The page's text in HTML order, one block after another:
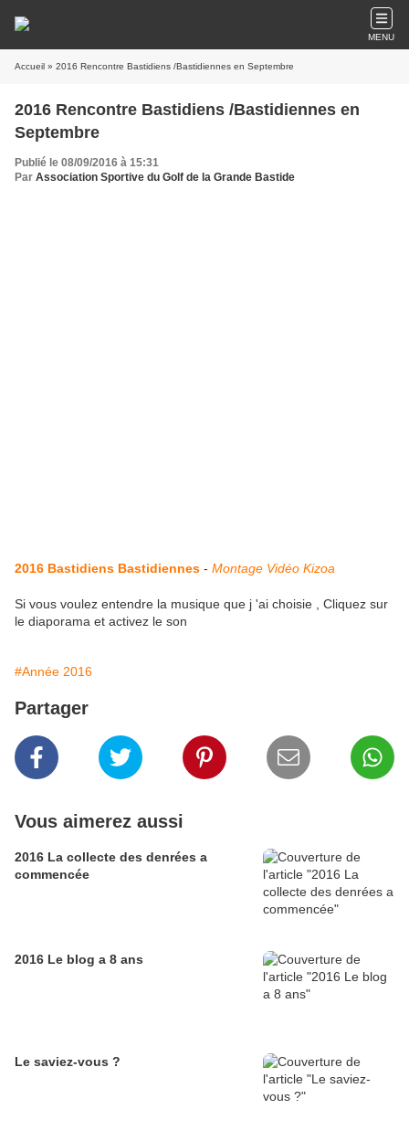
MENU
Accueil » 2016 Rencontre Bastidiens /Bastidiennes en Septembre
2016 Rencontre Bastidiens /Bastidiennes en
Septembre
Publié le 08/09/2016 à 15:31
Par Association Sportive du Golf de la Grande Bastide
2016 Bastidiens Bastidiennes - Montage Vidéo Kizoa
Si vous voulez entendre la musique que j 'ai choisie , Cliquez sur
le diaporama et activez le son
#Année 2016
Partager
Vous aimerez aussi
2016 La collecte des denrées a
commencée
2016 Le blog a 8 ans
Le saviez-vous ?